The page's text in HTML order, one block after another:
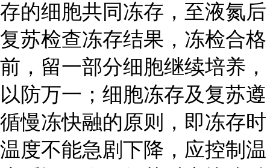
存的细胞共同冻存，至液氮后
复苏检查冻存结果，冻检合格
前，留一部分细胞继续培养，
以防万一；细胞冻存及复苏遵
循慢冻快融的原则，即冻存时
温度不能急剧下降，应控制温